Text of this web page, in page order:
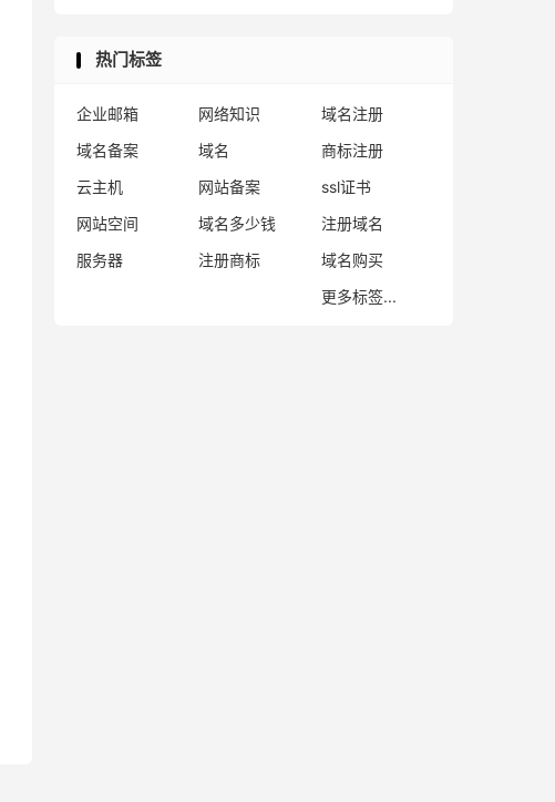
热门标签
企业邮箱 网络知识
域名注册
域名备案
域名
商标注册
云主机
网站备案
ssl证书
网站空间
域名多少钱
注册域名
服务器
注册商标
域名购买
更多标签...